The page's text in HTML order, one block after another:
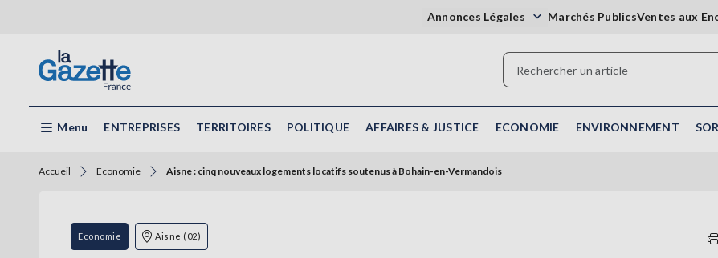
Annonces Légales Marchés PublicsVentes aux
Menu ENTREPRISES TERRITOIRES POLITIQUE AFFAIRES & JUSTICE ECONOMIE ENVIRONNEMENT
Accueil Economie Aisne : cinq nouveaux logements locatifs soutenus à Bohain-en-Vermandois
Economie Aisne (02)